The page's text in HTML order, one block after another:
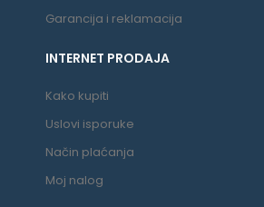
Garancija i reklamacija
INTERNET PRODAJA
Kako kupiti
Uslovi isporuke
Način plaćanja
Moj nalog